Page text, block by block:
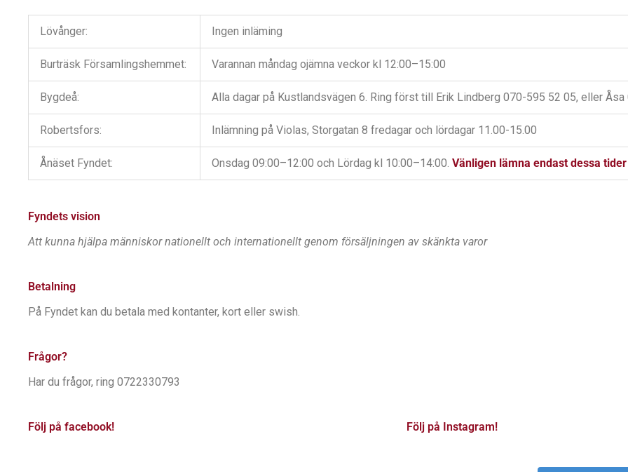
Lövånger: Ingen inläming
Burträsk Församlingshemmet: Varannan måndag ojämna veckor kl 12:00–15:00
Bygdeå: Alla dagar på Kustlandsvägen 6. Ring först till Erik Lindberg 070-595 52 05, eller
Robertsfors: Inlämning på Violas, Storgatan 8 fredagar och lördagar 11.00-15.00
Ånäset Fyndet: Onsdag 09:00–12:00 och Lördag kl 10:00–14:00. Vänligen lämna endast dessa
Fyndets vision
Att kunna hjälpa människor nationellt och internationellt genom försäljningen av skänkta varor
Betalning
På Fyndet kan du betala med kontanter, kort eller swish.
Frågor?
Har du frågor, ring 0722330793
Följ på facebook! Följ på Instagram!